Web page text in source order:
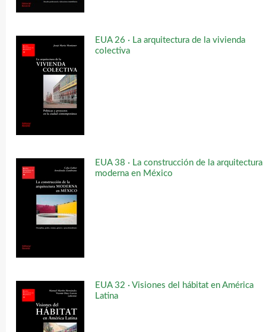
EUA 26 · La arquitectura de la vivienda
colectiva
EUA 38 · La construcción de la arquitectura
moderna en México
EUA 32 · Visiones del hábitat en América
Latina